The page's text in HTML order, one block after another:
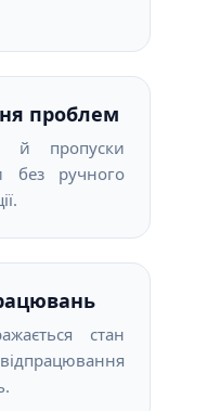
проблем
й пропуски
без ручного
стан